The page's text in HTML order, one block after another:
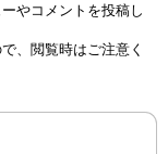
やコメントを投稿し
、閲覧時はご注意く